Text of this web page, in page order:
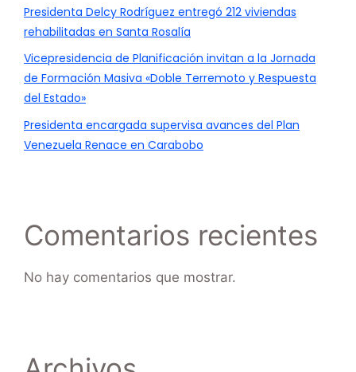
Presidenta Delcy Rodríguez entregó 212 viviendas
rehabilitadas en Santa Rosalía
Vicepresidencia de Planificación invitan a la Jornada
de Formación Masiva «Doble Terremoto y Respuesta
del Estado»
Presidenta encargada supervisa avances del Plan
Venezuela Renace en Carabobo
Comentarios recientes
No hay comentarios que mostrar.